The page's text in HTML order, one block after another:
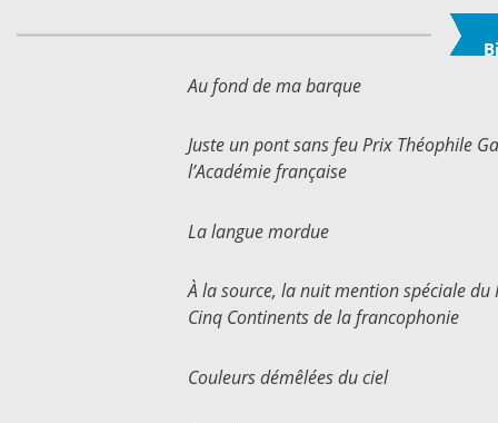
Au fond de ma barque
Juste un pont sans feu Prix Théophile
l’Académie française
La langue mordue
À la source, la nuit mention spéciale du
Cinq Continents de la francophonie
Couleurs démêlées du ciel